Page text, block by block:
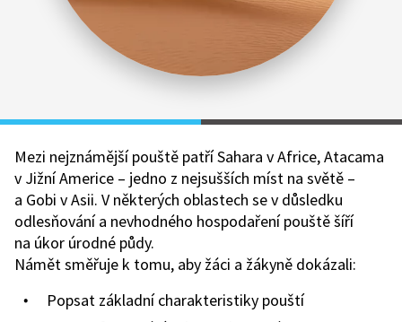
Mezi nejznámější pouště patří Sahara v Africe, Atacama
v Jižní Americe – jedno z nejsušších míst na světě –
a Gobi v Asii. V některých oblastech se v důsledku
odlesňování a nevhodného hospodaření pouště šíří
na úkor úrodné půdy.
Námět směřuje k tomu, aby žáci a žákyně dokázali:
Popsat základní charakteristiky pouští